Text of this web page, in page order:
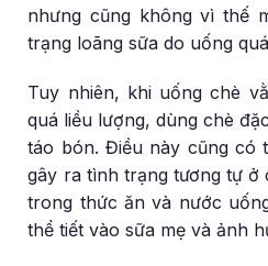
nhưng cũng không vì thế
trạng loãng sữa do uống
Tuy nhiên, khi uống chè
quá liều lượng, dùng chè
táo bón. Điều này cũng có
gây ra tình trạng tương tự ở
trong thức ăn và nước
thể tiết vào sữa mẹ và ảnh